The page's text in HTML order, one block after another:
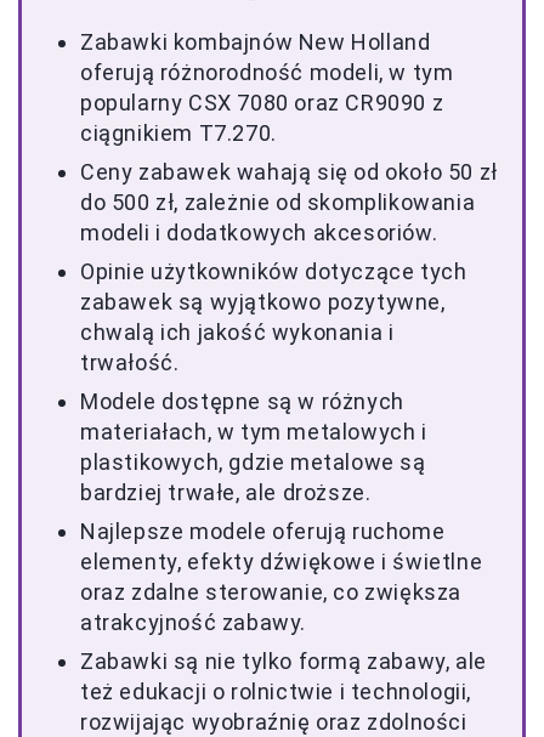
Zabawki kombajnów New Holland
oferują różnorodność modeli, w tym
popularny CSX 7080 oraz CR9090 z
ciągnikiem T7.270.
Ceny zabawek wahają się od około 50 zł
do 500 zł, zależnie od skomplikowania
modeli i dodatkowych akcesoriów.
Opinie użytkowników dotyczące tych
zabawek są wyjątkowo pozytywne,
chwalą ich jakość wykonania i
trwałość.
Modele dostępne są w różnych
materiałach, w tym metalowych i
plastikowych, gdzie metalowe są
bardziej trwałe, ale droższe.
Najlepsze modele oferują ruchome
elementy, efekty dźwiękowe i świetlne
oraz zdalne sterowanie, co zwiększa
atrakcyjność zabawy.
Zabawki są nie tylko formą zabawy, ale
też edukacji o rolnictwie i technologii,
rozwijając wyobraźnię oraz zdolności